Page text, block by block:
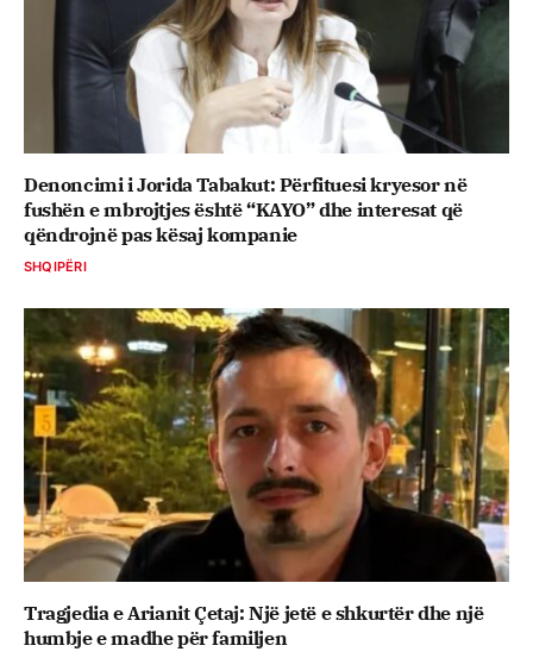
Denoncimi i Jorida Tabakut: Përfituesi kryesor në
fushën e mbrojtjes është “KAYO” dhe interesat që
qëndrojnë pas kësaj kompanie
SHQIPËRI
Tragjedia e Arianit Çetaj: Një jetë e shkurtër dhe një
humbje e madhe për familjen